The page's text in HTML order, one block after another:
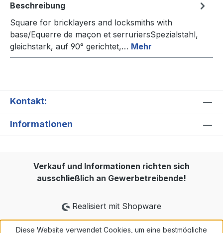
Beschreibung
Square for bricklayers and locksmiths with
base/Equerre de maçon et serruriersSpezialstahl,
gleichstark, auf 90° gerichtet,… Mehr
Kontakt:
Informationen
Verkauf und Informationen richten sich
ausschließlich an Gewerbetreibende!
Realisiert mit Shopware
Diese Website verwendet Cookies, um eine bestmögliche